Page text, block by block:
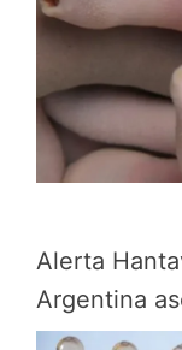
Alerta
Argentina